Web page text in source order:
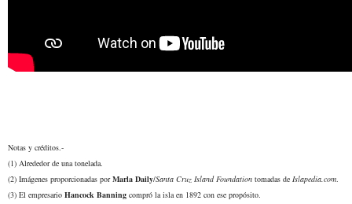
Notas y créditos.-
(1) Alrededor de una tonelada.
(2) Imágenes proporcionadas por Marla Daily/Santa Cruz Island Foundation tomadas de Islapedia.com.
(3) El empresario Hancock Banning compró la isla en 1892 con ese propósito.